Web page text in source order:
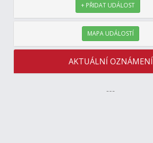
+ PŘIDAT UDÁLOST
MAPA UDÁLOSTÍ
AKTUÁLNÍ OZNÁMENÍ
---